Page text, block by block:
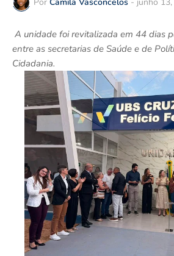
Por Camila Vasconcelos - junho
A unidade foi revitalizada em 44 dias
entre as secretarias de Saúde e de
Cidadania.